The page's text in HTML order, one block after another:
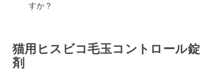
すか？
猫用ヒスビコ毛玉コントロール錠
剤